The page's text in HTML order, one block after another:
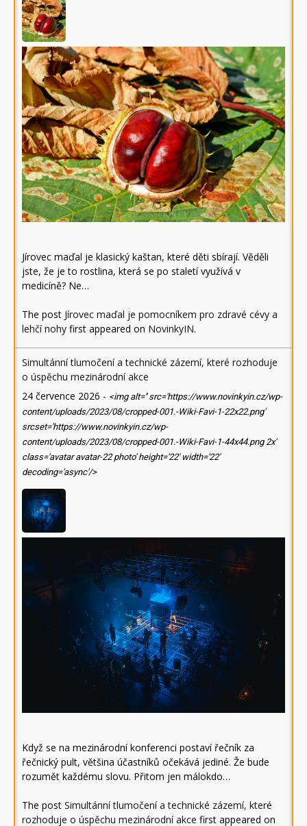
Jírovec maďal je klasický kaštan, které děti sbírají. Věděli
jste, že je to rostlina, která se po staletí využívá v
medicíně? Ne…
The post Jírovec maďal je pomocníkem pro zdravé cévy a
lehčí nohy first appeared on NovinkyIN.
Simultánní tlumočení a technické zázemí, které rozhoduje
o úspěchu mezinárodní akce
24 července 2026 - <img alt='' src='https://www.novinkyin.cz/wp-
content/uploads/2023/08/cropped-001.-Wiki-Favi-1-22x22.png'
srcset='https://www.novinkyin.cz/wp-
content/uploads/2023/08/cropped-001.-Wiki-Favi-1-44x44.png 2x'
class='avatar avatar-22 photo' height='22' width='22'
decoding='async'/>
Když se na mezinárodní konferenci postaví řečník za
řečnický pult, většina účastníků očekává jediné. Že bude
rozumět každému slovu. Přitom jen málokdo…
The post Simultánní tlumočení a technické zázemí, které
rozhoduje o úspěchu mezinárodní akce first appeared on